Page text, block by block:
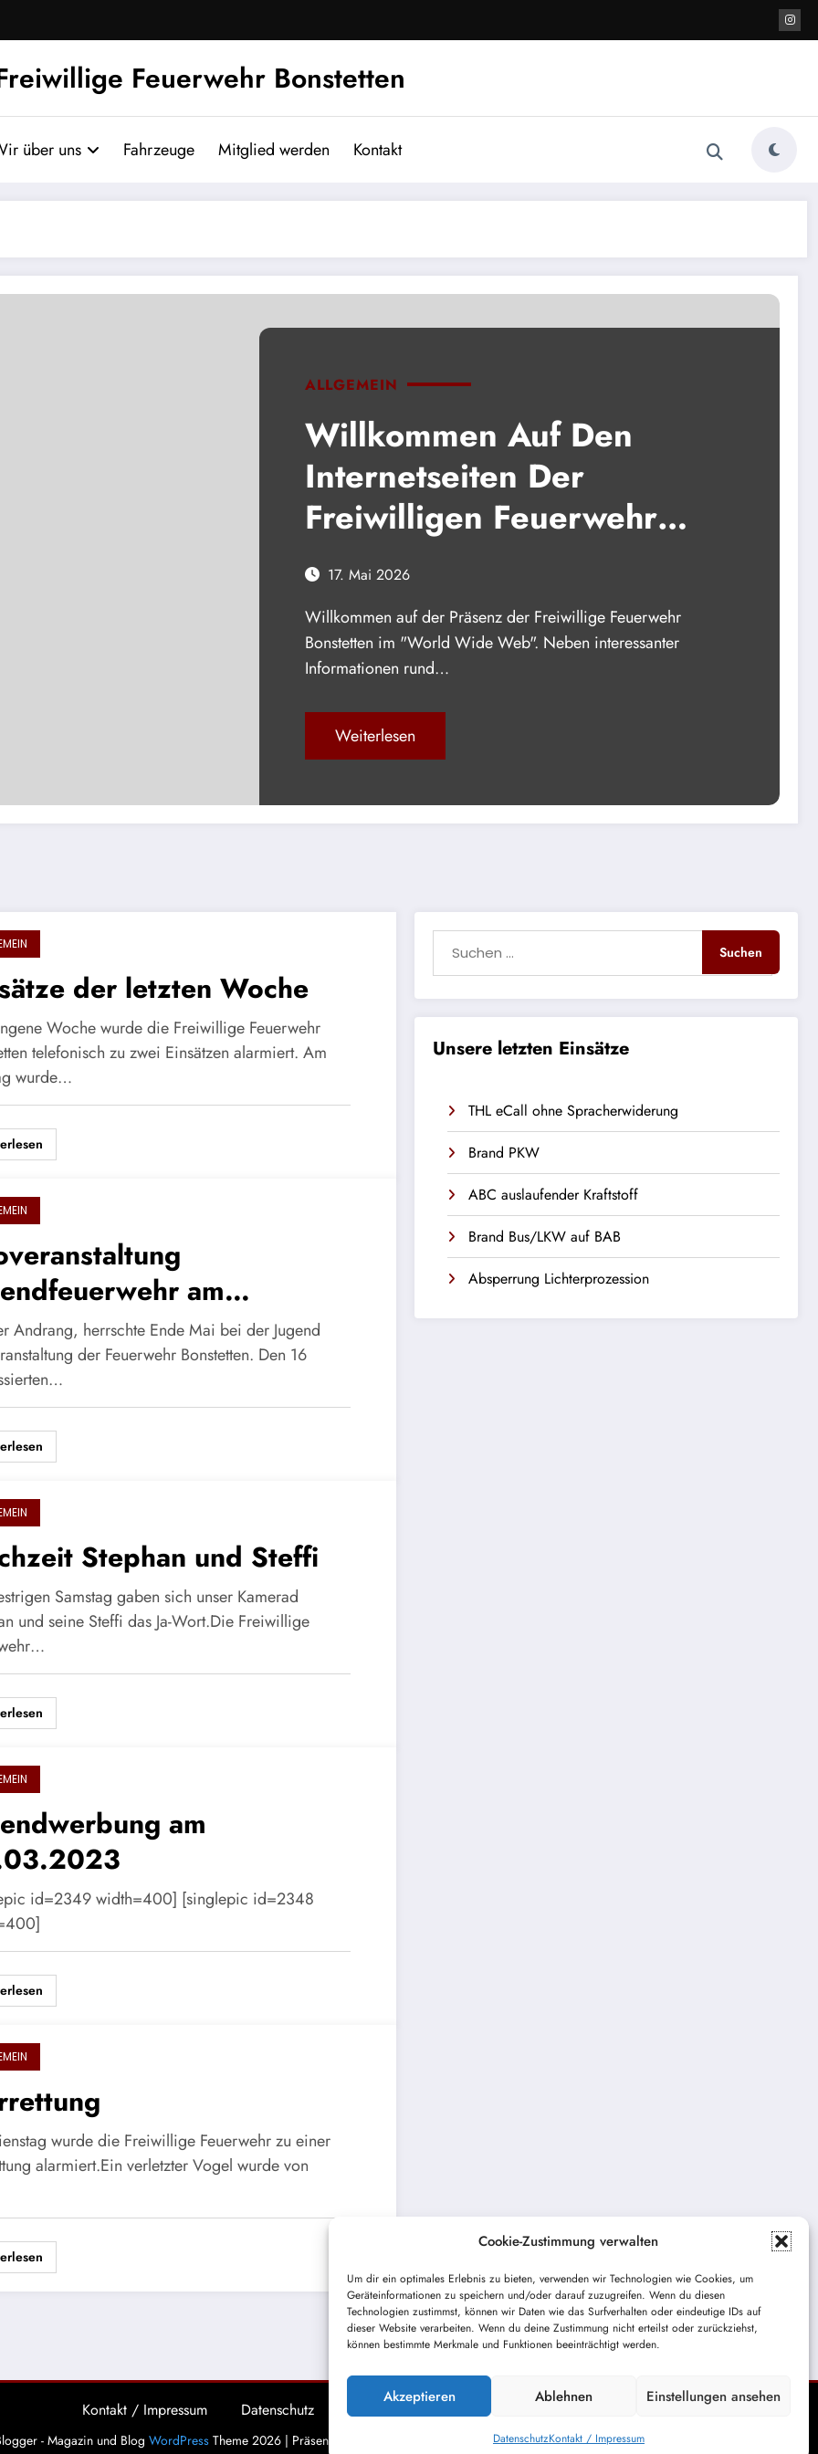
Cookie-Zustimmung verwalten
Um dir ein optimales Erlebnis zu bieten, verwenden wir Technologien wie Cookies, um
Geräteinformationen zu speichern und/oder darauf zuzugreifen. Wenn du diesen
Technologien zustimmst, können wir Daten wie das Surfverhalten oder eindeutige IDs auf
dieser Website verarbeiten. Wenn du deine Zustimmung nicht erteilst oder zurückziehst,
können bestimmte Merkmale und Funktionen beeinträchtigt werden.
Akzeptieren Ablehnen Einstellungen ansehen
DatenschutzKontakt / Impressum
Feuerwehr Bonstetten
über uns Fahrzeuge Mitglied werden Kontakt
ALLGEMEIN
Willkommen Auf Den
Internetseiten Der
Freiwilligen Feuerwehr
Bonstetten!
17. Mai 2026
Willkommen auf der Präsenz der Freiwillige Feuerwehr
Bonstetten im "World Wide Web". Neben interessanter
Informationen rund…
Weiterlesen
der letzten Woche
Woche wurde die Freiwillige Feuerwehr
telefonisch zu zwei Einsätzen alarmiert. Am
wurde…
am
Andrang, herrschte Ende Mai bei der Jugend
der Feuerwehr Bonstetten. Den 16
Stephan und Steffi
Samstag gaben sich unser Kamerad
und seine Steffi das Ja-Wort.Die Freiwillige
am
id=2349 width=400] [singlepic id=2348
wurde die Freiwillige Feuerwehr zu einer
alarmiert.Ein verletzter Vogel wurde von
Unsere letzten Einsätze
THL eCall ohne Spracherwiderung
Brand PKW
ABC auslaufender Kraftstoff
Brand Bus/LKW auf BAB
Absperrung Lichterprozession
Kontakt / Impressum Datenschutz
- Magazin und Blog WordPressTheme 2026 | Präsentiert von